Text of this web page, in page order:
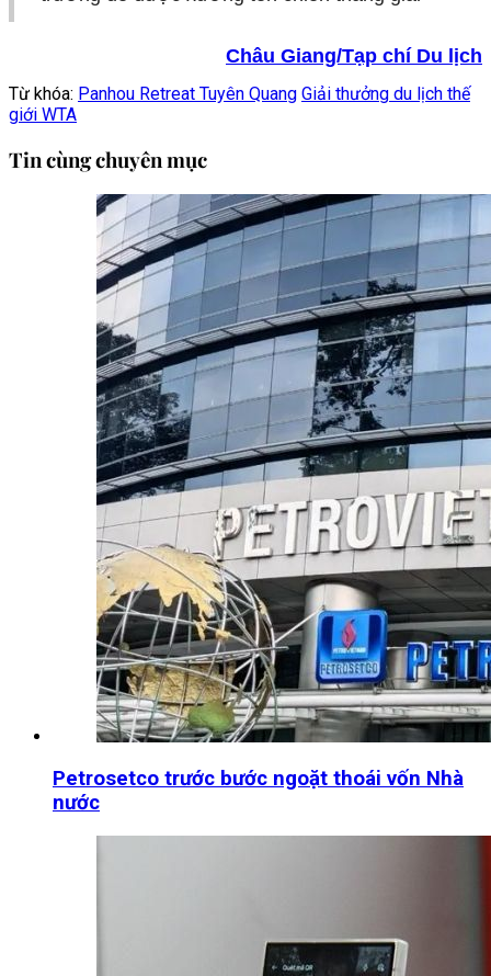
Châu Giang/Tạp chí Du lịch
Từ khóa: Panhou Retreat Tuyên Quang Giải thưởng du lịch thế
giới WTA
Tin cùng chuyên mục
Petrosetco trước bước ngoặt thoái vốn Nhà
nước